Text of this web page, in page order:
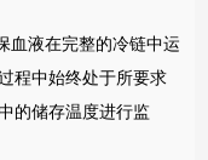
血液在完整的冷链中运
程中始终处于所要求
的储存温度进行监